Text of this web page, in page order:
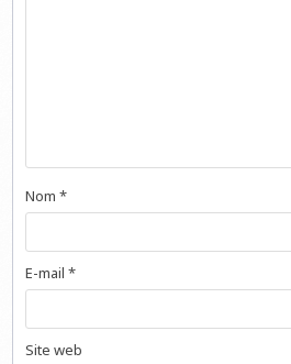
Nom*
E-mail*
Site web